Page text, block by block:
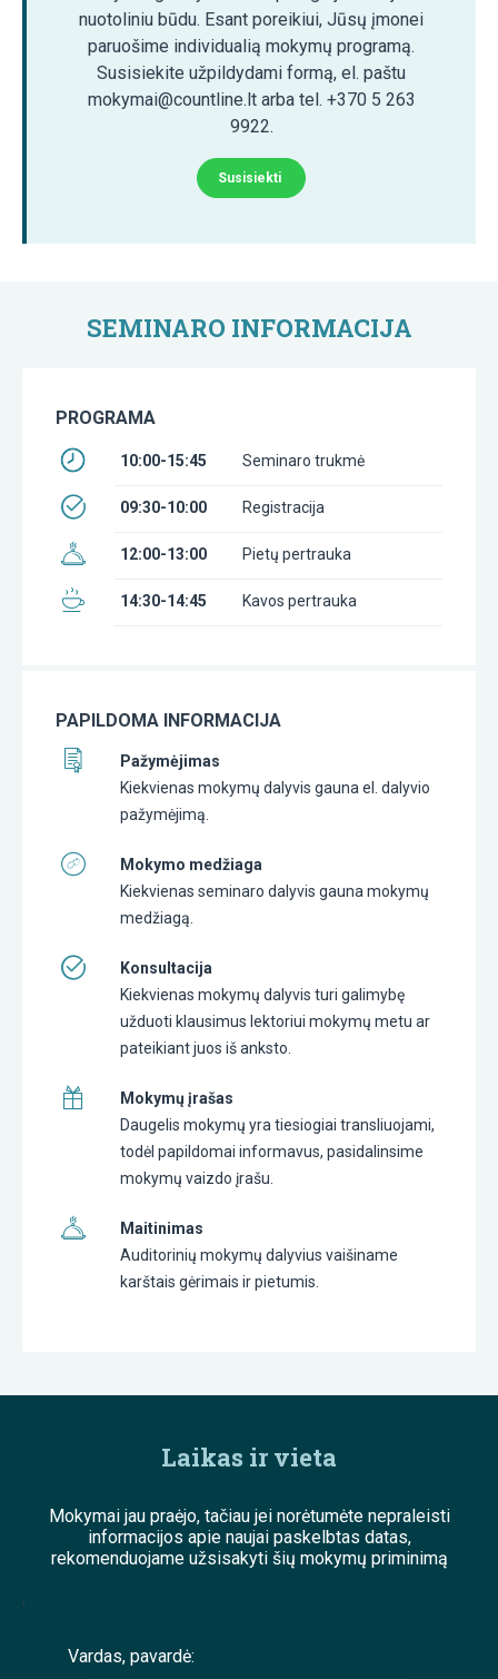
nuotoliniu būdu. Esant poreikiui, Jūsų įmonei
paruošime individualią mokymų programą.
Susisiekite užpildydami formą, el. paštu
mokymai@countline.lt arba tel. +370 5 263
9922.
Susisiekti
SEMINARO INFORMACIJA
PROGRAMA
10:00-15:45 Seminaro trukmė
09:30-10:00 Registracija
12:00-13:00 Pietų pertrauka
14:30-14:45 Kavos pertrauka
PAPILDOMA INFORMACIJA
Pažymėjimas
Kiekvienas mokymų dalyvis gauna el. dalyvio
pažymėjimą.
Mokymo medžiaga
Kiekvienas seminaro dalyvis gauna mokymų
medžiagą.
Konsultacija
Kiekvienas mokymų dalyvis turi galimybę
užduoti klausimus lektoriui mokymų metu ar
pateikiant juos iš anksto.
Mokymų įrašas
Daugelis mokymų yra tiesiogiai transliuojami,
todėl papildomai informavus, pasidalinsime
mokymų vaizdo įrašu.
Maitinimas
Auditorinių mokymų dalyvius vaišiname
karštais gėrimais ir pietumis.
Laikas ir vieta
Mokymai jau praėjo, tačiau jei norėtumėte nepraleisti
informacijos apie naujai paskelbtas datas,
rekomenduojame užsisakyti šių mokymų priminimą
;
Vardas, pavardė: